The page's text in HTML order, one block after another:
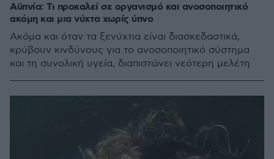
Αϋπνία: Τι προκαλεί σε οργανισμό και ανοσοποιητικό
ακόμη και μια νύχτα χωρίς ύπνο
Ακόμα και όταν τα ξενύχτια είναι διασκεδαστικά,
κρύβουν κινδύνους για το ανοσοποιητικό σύστημα
και τη συνολική υγεία, διαπιστώνει νεότερη μελέτη